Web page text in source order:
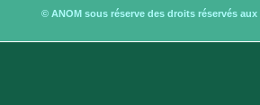
© ANOM sous réserve des droits réservés